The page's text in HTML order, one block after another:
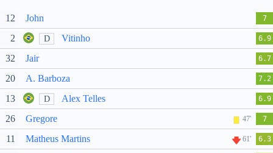
12 John 7
2 D Vitinho 6.9
32 Jair 6.7
20 A. Barboza 7.2
13 D Alex Telles 6.9
26 Gregore 47' 7
11 Matheus Martins 61' 6.3